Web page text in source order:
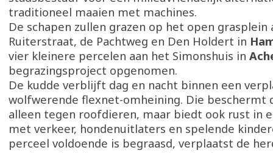
traditioneel maaien met machines.
De schapen zullen grazen op het open grasplein
Ruiterstraat, de Pachtweg en Den Holdert in
vier kleinere percelen aan het Simonshuis in
begrazingsproject opgenomen.
De kudde verblijft dag en nacht binnen een
wolfwerende flexnet-omheining. Die beschermt
alleen tegen roofdieren, maar biedt ook rust in
met verkeer, hondenuitlaters en spelende
perceel voldoende is begraasd, verplaatst de